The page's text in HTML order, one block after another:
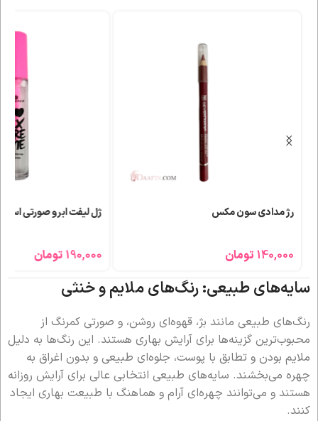
رژ مدادی سون مکس
140,000 تومان
ژل لیفت ابرو صورتی
190,000 تومان
سایه‌های طبیعی: رنگ‌های ملایم و خنثی
رنگ‌های طبیعی مانند بژ، قهوه‌ای روشن، و صورتی کمرنگ از
محبوب‌ترین گزینه‌ها برای آرایش بهاری هستند. این رنگ‌ها به دلیل
ملایم بودن و تطابق با پوست، جلوه‌ای طبیعی و بدون اغراق به
چهره می‌بخشند. سایه‌های طبیعی انتخابی عالی برای آرایش روزانه
هستند و می‌توانند چهره‌ای آرام و هماهنگ با طبیعت بهاری ایجاد
کنند.